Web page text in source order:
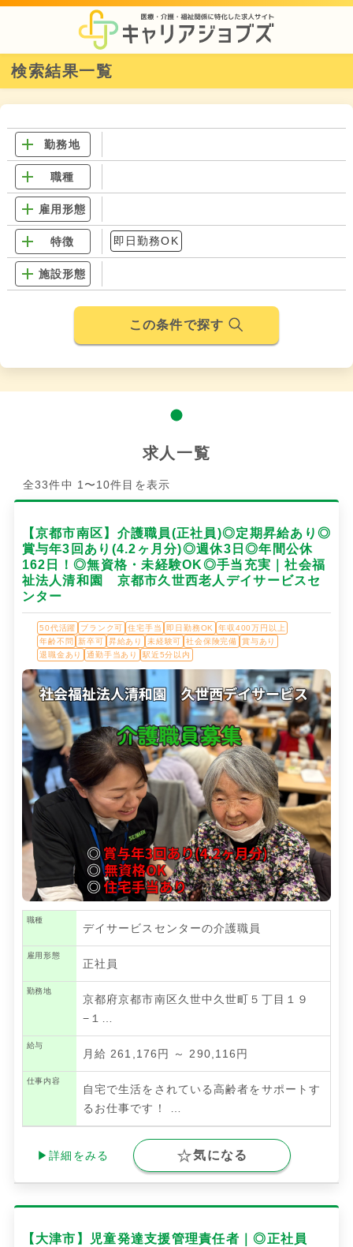
検索結果一覧
勤務地
職種
雇用形態
特徴 即日勤務OK
施設形態
この条件で探す
求人一覧
全33件中 1〜10件目を表示
【京都市南区】介護職員(正社員)◎定期昇給あり◎
賞与年3回あり(4.2ヶ月分)◎週休3日◎年間公休
162日！◎無資格・未経験OK◎手当充実｜社会福
祉法人清和園 京都市久世西老人デイサービスセ
ンター
50代活躍 ブランク可 住宅手当 即日勤務OK
年収400万円以上
年齢不問
新卒可 昇給あり 未経験可 社会保険完備
賞与あり
退職金あり
通勤手当あり 駅近5分以内
職種
デイサービスセンターの介護職員
雇用形態
正社員
勤務地
京都府京都市南区久世中久世町５丁目１９
−１…
給与
月給 261,176円 ～ 290,116円
仕事内容
自宅で生活をされている高齢者をサポートす
るお仕事です！
…
▶詳細をみる 気になる
【大津市】児童発達支援管理責任者｜◎正社員